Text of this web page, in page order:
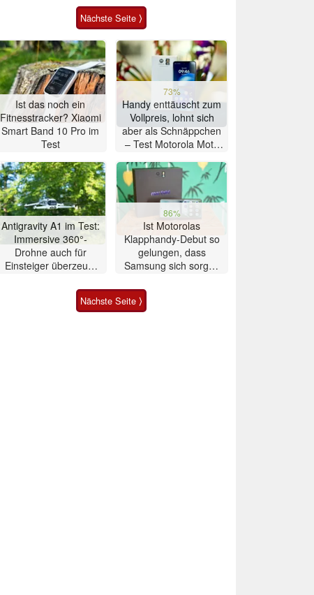
Nächste Seite ⟩
Ist das noch ein
Fitnesstracker? Xiaomi
Smart Band 10 Pro im
Test
73%
Handy enttäuscht zum
Vollpreis, lohnt sich
aber als Schnäppchen
– Test Motorola Moto
Antigravity A1 im Test:
Immersive 360°-
Drohne auch für
Einsteiger überzeugt
86%
Ist Motorolas
Klapphandy-Debut so
gelungen, dass
Samsung sich sorgen
Smartphone im Test
Nächste Seite ⟩